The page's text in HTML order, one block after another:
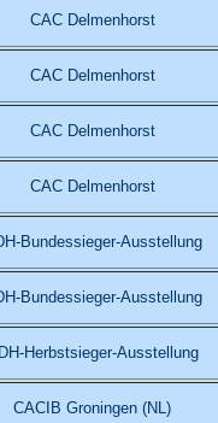
CAC Delmenhorst
CAC Delmenhorst
CAC Delmenhorst
CAC Delmenhorst
Bundessieger-Ausstellung
Bundessieger-Ausstellung
Herbstsieger-Ausstellung
CACIB Groningen (NL)